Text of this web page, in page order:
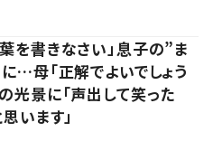
を書きなさい」息子の”ま
…母「正解でよいでしょう
光景に「声出して笑った
います」